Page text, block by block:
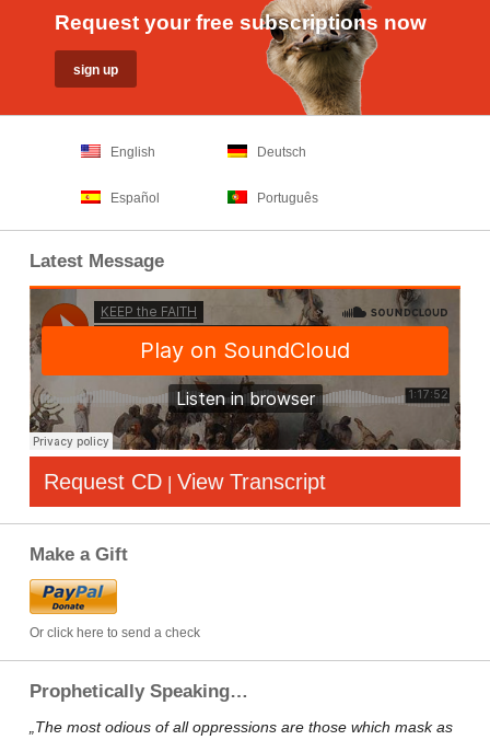
Request your free subscriptions now
English Deutsch
Español Português
Latest Message
Request CD | View Transcript
Make a Gift
Or click here to send a check
Prophetically Speaking…
„The most odious of all oppressions are those which mask as